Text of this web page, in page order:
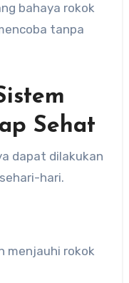
bahaya rokok
tanpa
Sehat
dapat dilakukan
hari.
menjauhi rokok